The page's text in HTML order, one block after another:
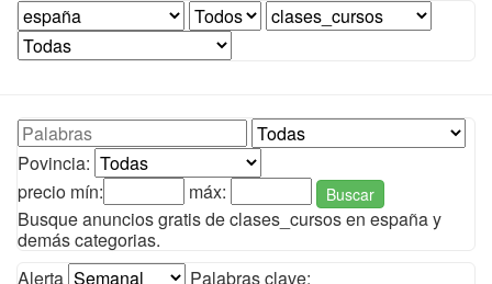
Povincia:
precio mín:
máx: Buscar
Busque anuncios gratis de clases_cursos en españa y
demás categorias.
Alerta
Palabras clave: